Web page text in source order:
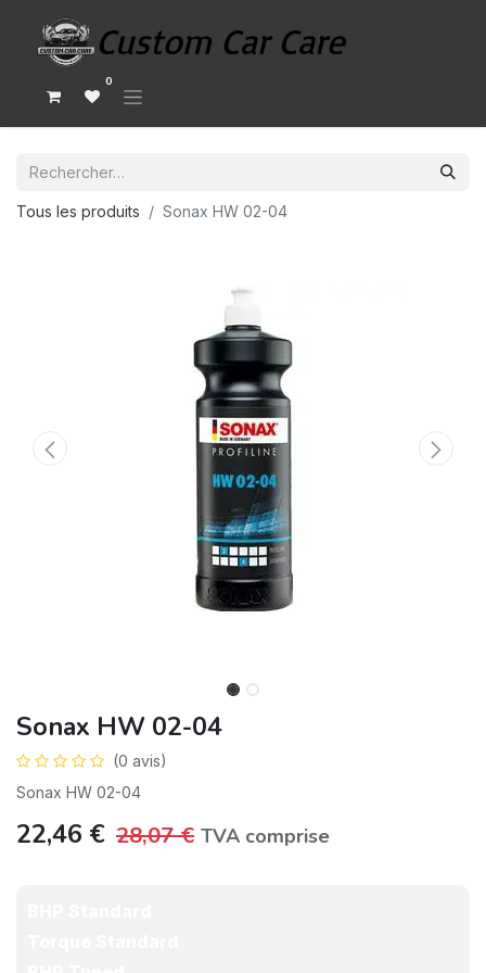
0
Tous les produits Sonax HW 02-04
Sonax HW 02-04
(0 avis)
Sonax HW 02-04
22,46 € 28,07€ TVA comprise